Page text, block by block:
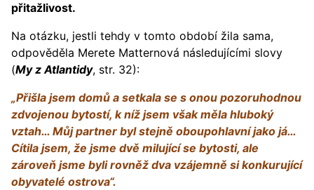
přitažlivost.
Na otázku, jestli tehdy v tomto období žila sama,
odpověděla Merete Matternová následujícími slovy
(My z Atlantidy, str. 32):
„Přišla jsem domů a setkala se s onou pozoruhodnou
zdvojenou bytostí, k níž jsem však měla hluboký
vztah… Můj partner byl stejně oboupohlavní jako já…
Cítila jsem, že jsme dvě milující se bytosti, ale
zároveň jsme byli rovněž dva vzájemně si konkurující
obyvatelé ostrova“.